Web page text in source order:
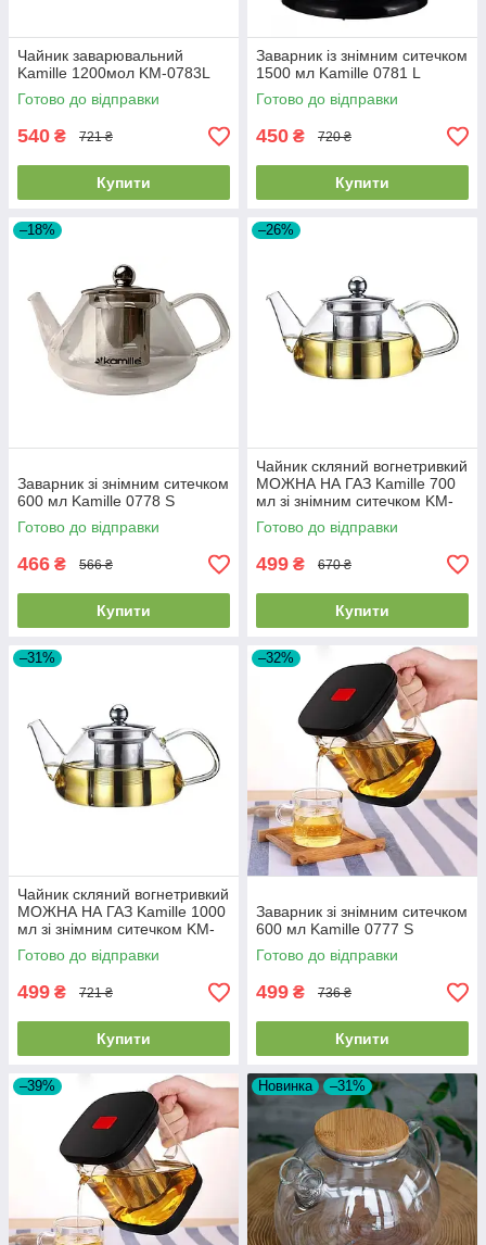
Чайник заварювальний
Kamille 1200мол KM-0783L
Готово до відправки
540 ₴ 721 ₴
Купити
Заварник із знімним ситечком
1500 мл Kamille 0781 L
Готово до відправки
450 ₴ 720 ₴
Купити
–18%
Заварник зі знімним ситечком
600 мл Kamille 0778 S
Готово до відправки
466 ₴ 566 ₴
Купити
–26%
Чайник скляний вогнетривкий
МОЖНА НА ГАЗ Kamille 700
мл зі знімним ситечком KM-
0782 M
Готово до відправки
499 ₴ 670 ₴
Купити
–31%
Чайник скляний вогнетривкий
МОЖНА НА ГАЗ Kamille 1000
мл зі знімним ситечком KM-
0782 L
Готово до відправки
499 ₴ 721 ₴
Купити
–32%
Заварник зі знімним ситечком
600 мл Kamille 0777 S
Готово до відправки
499 ₴ 736 ₴
Купити
–39% Новинка –31%